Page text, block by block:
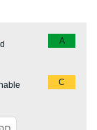
A
C